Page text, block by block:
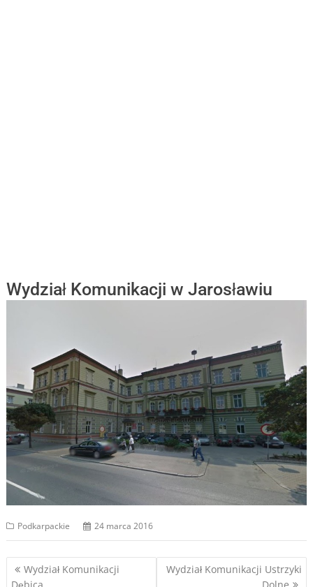
Wydział Komunikacji w Jarosławiu
Podkarpackie 24 marca 2016
Nawigacja
Wydział Komunikacji
Dębica
Wydział Komunikacji Ustrzyki
Dolne